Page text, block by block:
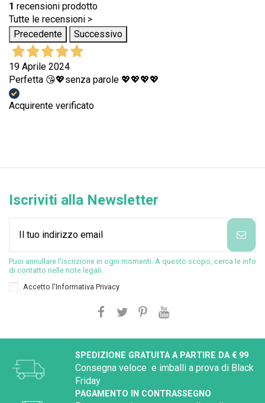
1 recensioni prodotto
Tutte le recensioni >
Precedente
Successivo
19 Aprile 2024
Perfetta 😘💖senza parole 💖💖💖💖
Acquirente verificato
Iscriviti alla Newsletter
Puoi annullare l'iscrizione in ogni momenti. A questo scopo, cerca le info
di contatto nelle note legali.
Accetto l'Informativa Privacy
SPEDIZIONE GRATUITA A PARTIRE DA € 99
Consegna veloce e imballi a prova di Black
Friday
PAGAMENTO IN CONTRASSEGNO